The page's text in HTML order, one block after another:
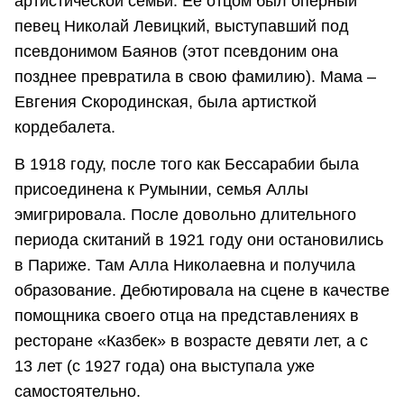
певец Николай Левицкий, выступавший под
псевдонимом Баянов (этот псевдоним она
позднее превратила в свою фамилию). Мама –
Евгения Скородинская, была артисткой
кордебалета.
В 1918 году, после того как Бессарабии была
присоединена к Румынии, семья Аллы
эмигрировала. После довольно длительного
периода скитаний в 1921 году они остановились
в Париже. Там Алла Николаевна и получила
образование. Дебютировала на сцене в качестве
помощника своего отца на представлениях в
ресторане «Казбек» в возрасте девяти лет, а с
13 лет (с 1927 года) она выступала уже
самостоятельно.